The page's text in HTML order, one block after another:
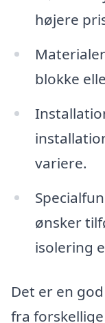
højere
blokke
variere.
ønsker
isolering
Det er en
fra